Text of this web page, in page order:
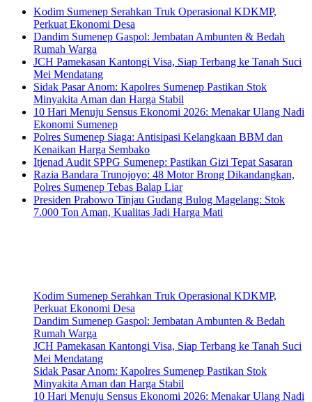
Kodim Sumenep Serahkan Truk Operasional KDKMP,
Perkuat Ekonomi Desa
Dandim Sumenep Gaspol: Jembatan Ambunten & Bedah
Rumah Warga
JCH Pamekasan Kantongi Visa, Siap Terbang ke Tanah Suci
Mei Mendatang
Sidak Pasar Anom: Kapolres Sumenep Pastikan Stok
Minyakita Aman dan Harga Stabil
10 Hari Menuju Sensus Ekonomi 2026: Menakar Ulang Nadi
Ekonomi Sumenep
Polres Sumenep Siaga: Antisipasi Kelangkaan BBM dan
Kenaikan Harga Sembako
Itjenad Audit SPPG Sumenep: Pastikan Gizi Tepat Sasaran
Razia Bandara Trunojoyo: 48 Motor Brong Dikandangkan,
Polres Sumenep Tebas Balap Liar
Presiden Prabowo Tinjau Gudang Bulog Magelang: Stok
7.000 Ton Aman, Kualitas Jadi Harga Mati
Kodim Sumenep Serahkan Truk Operasional KDKMP,
Perkuat Ekonomi Desa
Dandim Sumenep Gaspol: Jembatan Ambunten & Bedah
Rumah Warga
JCH Pamekasan Kantongi Visa, Siap Terbang ke Tanah Suci
Mei Mendatang
Sidak Pasar Anom: Kapolres Sumenep Pastikan Stok
Minyakita Aman dan Harga Stabil
10 Hari Menuju Sensus Ekonomi 2026: Menakar Ulang Nadi